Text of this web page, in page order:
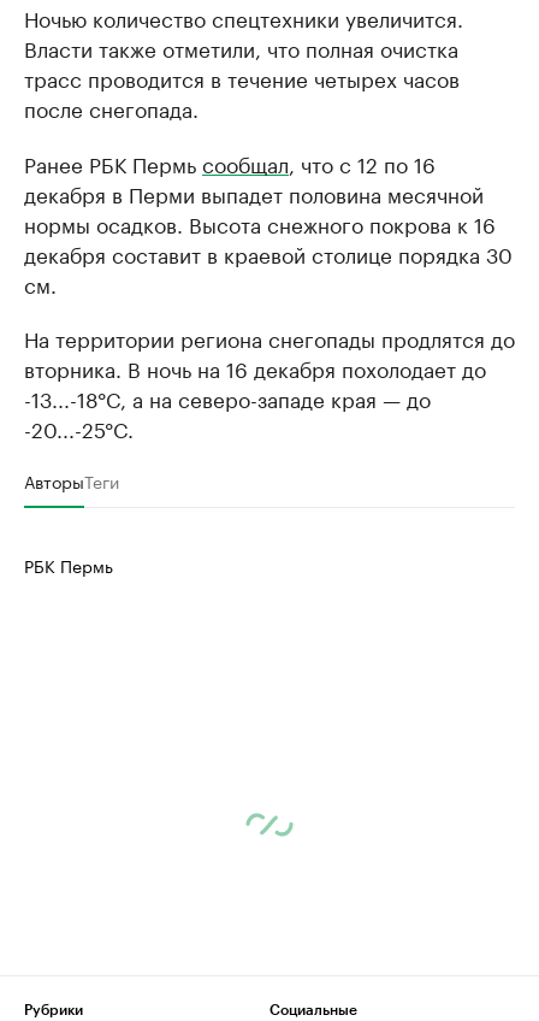
Ночью количество спецтехники увеличится.
Власти также отметили, что полная очистка
трасс проводится в течение четырех часов
после снегопада.
Ранее РБК Пермьсообщал , что с 12 по 16
декабря в Перми выпадет половина месячной
нормы осадков. Высота снежного покрова к 16
декабря составит в краевой столице порядка 30
см.
На территории региона снегопады продлятся до
вторника. В ночь на 16 декабря похолодает до
-13...-18°C, а на северо-западе края — до
-20...-25°C.
АвторыТеги
РБК Пермь
Рубрики
Социальные